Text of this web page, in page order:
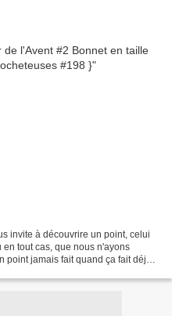
invite à découvrire un point, celui
tout cas, que nous n'ayons
point jamais fait quand ça fait déjà